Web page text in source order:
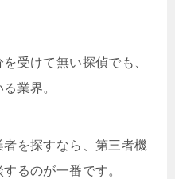
受けて無い探偵でも、
業界。
を探すなら、第三者機
るのが一番です。